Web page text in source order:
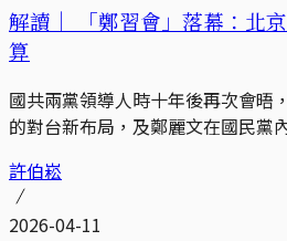
解讀｜
「鄭習會」落幕：北
算
國共兩黨領導人時十年後再次會晤
的對台新布局，及鄭麗文在國民黨
許伯崧
2026-04-11